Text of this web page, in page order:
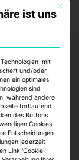
sich aktiv
Mit
ist uns
mit
und/oder
ein optimales
sind
während andere
fortlaufend
des Buttons
Cookies
Entscheidungen
jederzeit
Link 'Cookie-